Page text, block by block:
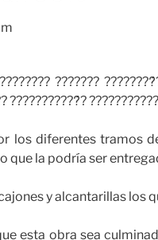
???????
???????????́?
los diferentes tramos
que la podría ser
y alcantarillas los
esta obra sea